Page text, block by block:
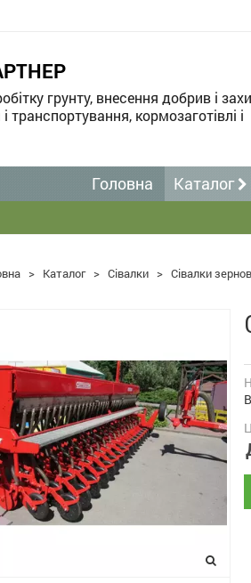
грунту, внесення добрив і
транспортування, кормозаготівлі і
Головна Каталог
> Каталог > Сівалки > Сівалки